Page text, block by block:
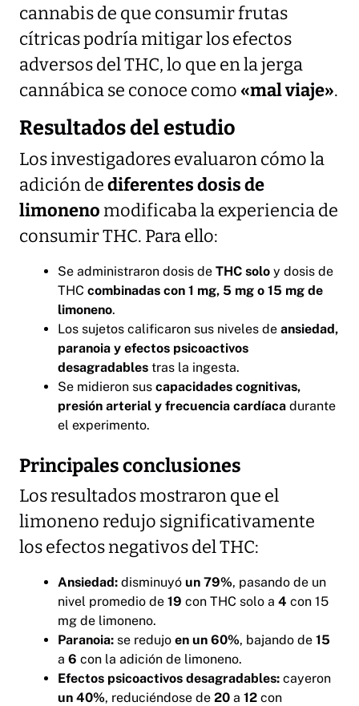
cannabis de que consumir frutas
cítricas podría mitigar los efectos
adversos del THC, lo que en la jerga
cannábica se conoce como «mal viaje».
Resultados del estudio
Los investigadores evaluaron cómo la
adición dediferentes dosis de
limonenomodificaba la experiencia de
consumir THC. Para ello:
Se administraron dosis de THC solo y dosis de
THC combinadas con 1 mg, 5 mg o 15 mg de
limoneno.
Los sujetos calificaron sus niveles de ansiedad,
paranoia y efectos psicoactivos
desagradables tras la ingesta.
Se midieron sus capacidades cognitivas,
presión arterial y frecuencia cardíaca durante
el experimento.
Principales conclusiones
Los resultados mostraron que el
limoneno redujo significativamente
los efectos negativos del THC:
Ansiedad: disminuyó un 79%, pasando de un
nivel promedio de 19 con THC solo a 4 con 15
mg de limoneno.
Paranoia: se redujo en un 60%, bajando de 15
a 6 con la adición de limoneno.
Efectos psicoactivos desagradables: cayeron
un 40%, reduciéndose de 20 a 12 con